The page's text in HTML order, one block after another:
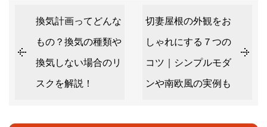
換気計画ってどんな
もの？換気の種類や
換気しない場合のリ
スクを解説！
切妻屋根の外観をお
しゃれにする７つの
コツ｜シンプルモダ
ンや南欧風の実例も